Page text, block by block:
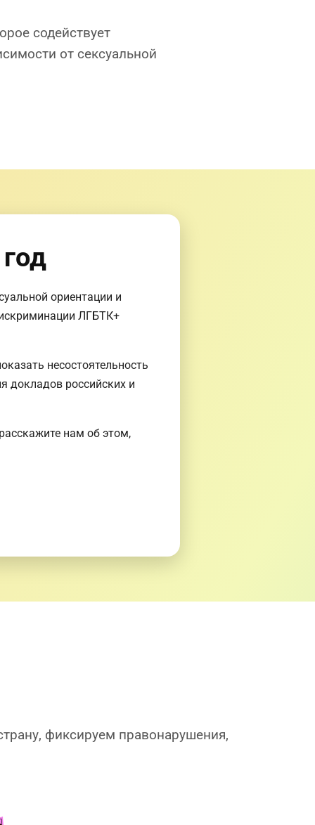
содействует
от сексуальной
ориентации и
ЛГБТК+
несостоятельность
докладов российских и
нам об этом,
фиксируем правонарушения,